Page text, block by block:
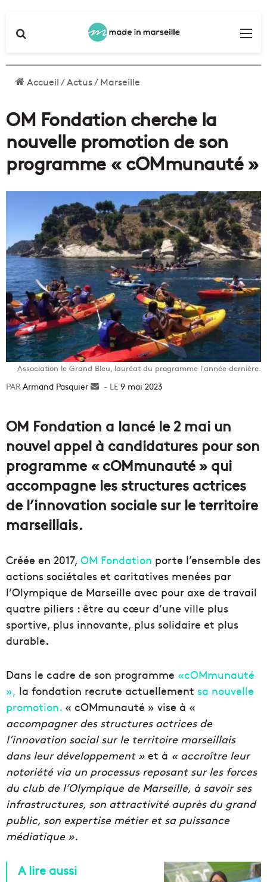
Accueil/Actus/Marseille
OM Fondation cherche la
nouvelle promotion de son
programme « cOMmunauté »
Association le Grand Bleu, lauréat du programme l'année dernière.
Armand Pasquier
Envoyer9 mai 2023
OM Fondation a lancé le 2 mai un
nouvel appel à candidatures pour son
programme « cOMmunauté » qui
accompagne les structures actrices
de l’innovation sociale sur le territoire
marseillais.
Créée en 2017, OM Fondation porte l’ensemble des
actions sociétales et caritatives menées par
l’Olympique de Marseille avec pour axe de travail
quatre piliers : être au cœur d’une ville plus
sportive, plus innovante, plus solidaire et plus
durable.
Dans le cadre de son programme «cOMmunauté
», la fondation recrute actuellement sa nouvelle
promotion. « cOMmunauté » vise à «
accompagner des structures actrices de
l’innovation social sur le territoire marseillais
dans leur développement » et à « accroître leur
notoriété via un processus reposant sur les forces
du club de l’Olympique de Marseille, à savoir ses
infrastructures, son attractivité auprès du grand
public, son expertise métier et sa puissance
médiatique ».
A lire aussi